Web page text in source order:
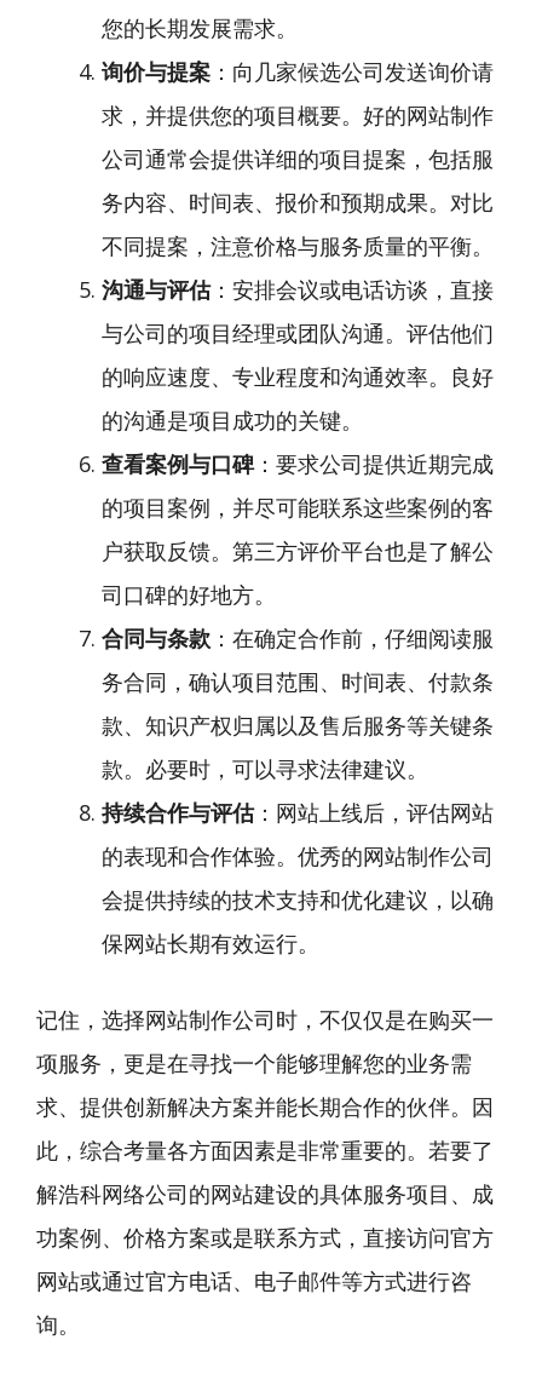
您的长期发展需求。
询价与提案 ：向几家候选公司发送询价请
求，并提供您的项目概要。好的网站制作
公司通常会提供详细的项目提案，包括服
务内容、时间表、报价和预期成果。对比
不同提案，注意价格与服务质量的平衡。
沟通与评估：安排会议或电话访谈，直接
与公司的项目经理或团队沟通。评估他们
的响应速度、专业程度和沟通效率。良好
的沟通是项目成功的关键。
查看案例与口碑：要求公司提供近期完成
的项目案例，并尽可能联系这些案例的客
户获取反馈。第三方评价平台也是了解公
司口碑的好地方。
合同与条款 ：在确定合作前，仔细阅读服
务合同，确认项目范围、时间表、付款条
款、知识产权归属以及售后服务等关键条
款。必要时，可以寻求法律建议。
持续合作与评估：网站上线后，评估网站
的表现和合作体验。优秀的网站制作公司
会提供持续的技术支持和优化建议，以确
保网站长期有效运行。
记住，选择网站制作公司时，不仅仅是在购买一
项服务，更是在寻找一个能够理解您的业务需
求、提供创新解决方案并能长期合作的伙伴。因
此，综合考量各方面因素是非常重要的。若要了
解浩科网络公司的网站建设的具体服务项目、成
功案例、价格方案或是联系方式，直接访问官方
网站或通过官方电话、电子邮件等方式进行咨
询。